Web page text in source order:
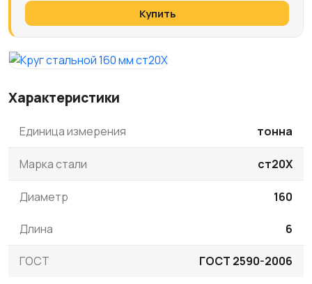
Купить
Характеристики
Единица измерения тонна
Марка стали ст20Х
Диаметр 160
Длина 6
ГОСТ ГОСТ 2590-2006